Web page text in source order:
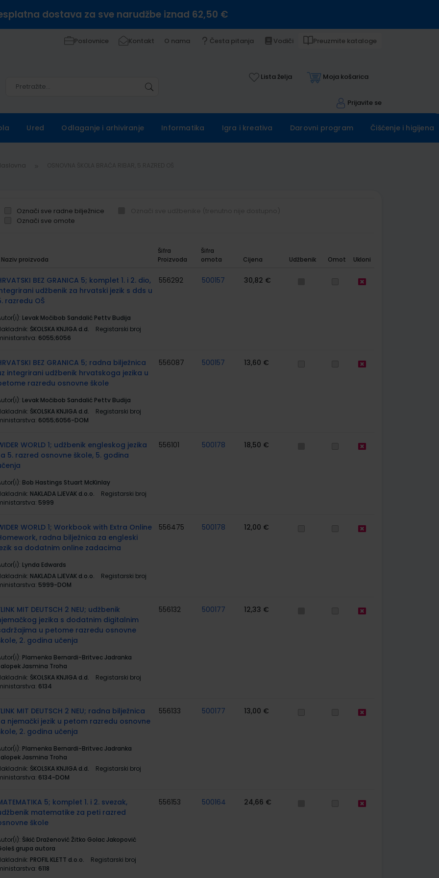
dostava za sve narudžbe iznad 62,50 €
Poslovnice Kontakt O nama Česta pitanja Vodiči Preuzmite kataloge
Lista želja Moja košarica
Prijavite se
Ured Odlaganje i arhiviranje Informatika Igra i kreativa Darovni program Čišćenje i higijena
Označi sve radne bilježnice
Označi sve omote
Naziv proizvoda
Šifra
Proizvoda
Šifra
omota
Cijena Udžbenik Omot Ukloni
BEZ GRANICA 5; komplet 1. i 2. dio,
udžbenik za hrvatski jezik s dds u
razredu OŠ
Levak Močibob Sandalić Pettv Budija
ŠKOLSKA KNJIGA d.d.
Registarski broj
6055;6056
556292 500157 30,82 €
BEZ GRANICA 5; radna bilježnica
integrirani udžbenik hrvatskoga jezika u
razredu osnovne škole
Levak Močibob Sandalić Pettv Budija
ŠKOLSKA KNJIGA d.d.
Registarski broj
6055;6056-DOM
556087 500157 13,60 €
WORLD 1; udžbenik engleskog jezika
5. razred osnovne škole, 5. godina
Bob Hastings Stuart McKinlay
NAKLADA LJEVAK d.o.o.
Registarski broj
5999
556101 500178 18,50 €
WORLD 1; Workbook with Extra Online
radna bilježnica za engleski
sa dodatnim online zadacima
Lynda Edwards
NAKLADA LJEVAK d.o.o.
Registarski broj
5999-DOM
556475 500178 12,00 €
MIT DEUTSCH 2 NEU; udžbenik
jezika s dodatnim digitalnim
u petome razredu osnovne
2. godina učenja
Plamenka Bernardi-Britvec Jadranka
Jasmina Troha
ŠKOLSKA KNJIGA d.d.
Registarski broj
6134
556132 500177 12,33 €
MIT DEUTSCH 2 NEU; radna bilježnica
njemački jezik u petom razredu osnovne
2. godina učenja
Plamenka Bernardi-Britvec Jadranka
Jasmina Troha
ŠKOLSKA KNJIGA d.d.
Registarski broj
6134-DOM
556133 500177 13,00 €
5; komplet 1. i 2. svezak,
matematike za peti razred
škole
Šikić Draženović Žitko Golac Jakopović
grupa autora
PROFIL KLETT d.o.o.
Registarski broj
6118
556153 500164 24,66 €